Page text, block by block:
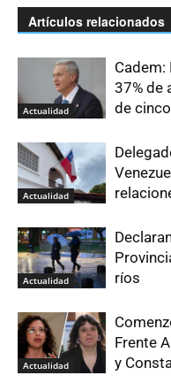
Artículos relacionados
Actualidad
37% de
de
Actualidad
Actualidad
ríos
Actualidad
Frente
y